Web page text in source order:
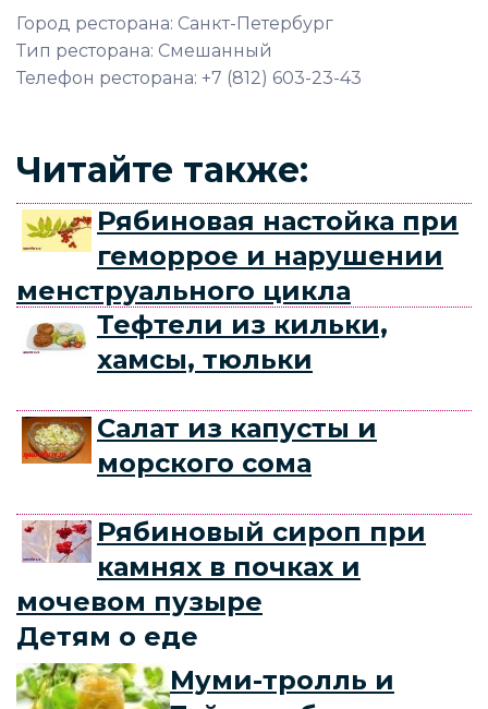
Город ресторана: Санкт-Петербург
Тип ресторана: Смешанный
Телефон ресторана: +7 (812) 603-23-43
Читайте также:
Рябиновая настойка при
геморрое и нарушении
менструального цикла
Тефтели из кильки,
хамсы, тюльки
Салат из капусты и
морского сома
Рябиновый сироп при
камнях в почках и
мочевом пузыре
Детям о еде
Муми-тролль и